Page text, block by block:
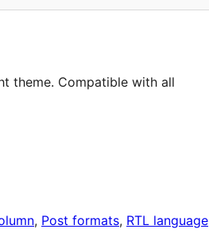
theme. Compatible with all
, Post formats, RTL language